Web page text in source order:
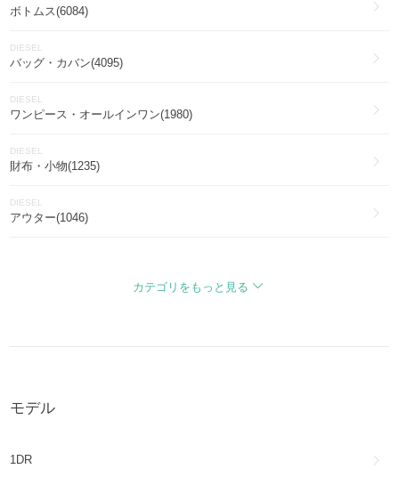
ボトムス(6084)
DIESEL
バッグ・カバン(4095)
DIESEL
ワンピース・オールインワン(1980)
DIESEL
財布・小物(1235)
DIESEL
アウター(1046)
DIESEL
DIESEL
カテゴリをもっと見る
モデル
1DR